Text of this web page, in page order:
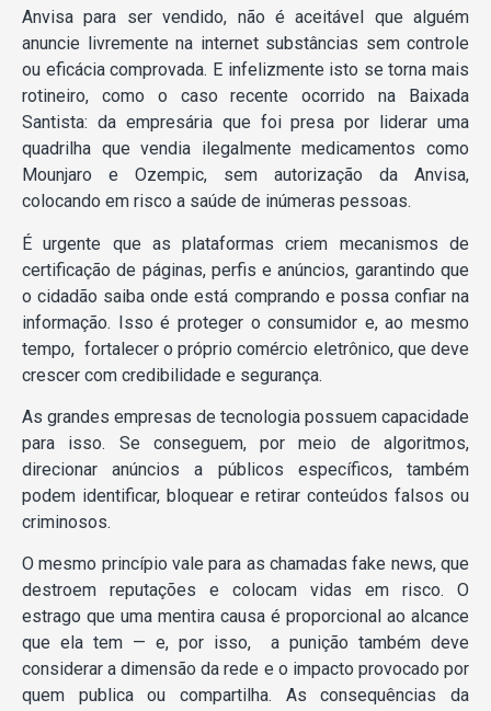
Anvisa para ser vendido, não é aceitável que alguém
anuncie livremente na internet substâncias sem controle
ou eficácia comprovada. E infelizmente isto se torna mais
rotineiro, como o caso recente ocorrido na Baixada
Santista: da empresária que foi presa por liderar uma
quadrilha que vendia ilegalmente medicamentos como
Mounjaro e Ozempic, sem autorização da Anvisa,
colocando em risco a saúde de inúmeras pessoas.
É urgente que as plataformas criem mecanismos de
certificação de páginas, perfis e anúncios, garantindo que
o cidadão saiba onde está comprando e possa confiar na
informação. Isso é proteger o consumidor e, ao mesmo
tempo, fortalecer o próprio comércio eletrônico, que deve
crescer com credibilidade e segurança.
As grandes empresas de tecnologia possuem capacidade
para isso. Se conseguem, por meio de algoritmos,
direcionar anúncios a públicos específicos, também
podem identificar, bloquear e retirar conteúdos falsos ou
criminosos.
O mesmo princípio vale para as chamadas fake news, que
destroem reputações e colocam vidas em risco. O
estrago que uma mentira causa é proporcional ao alcance
que ela tem — e, por isso, a punição também deve
considerar a dimensão da rede e o impacto provocado por
quem publica ou compartilha. As consequências da